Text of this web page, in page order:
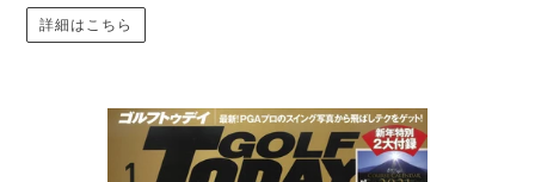
詳細はこちら